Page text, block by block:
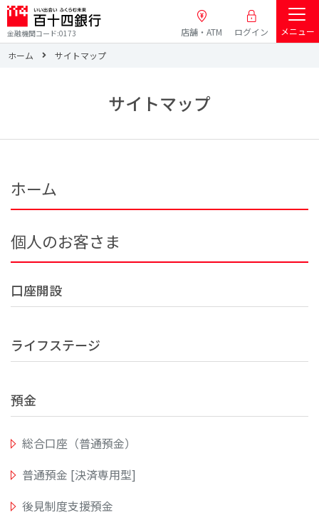
金融機関コード:0173 店舗・ATM ログイン
メニュー
ホーム
サイトマップ
サイトマップ
ホーム
個人のお客さま
口座開設
ライフステージ
預金
総合口座（普通預金）
普通預金 [決済専用型]
後見制度支援預金